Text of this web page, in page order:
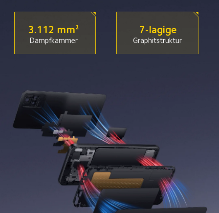
3.112 mm² 7-lagige
Dampfkammer Graphitstruktur